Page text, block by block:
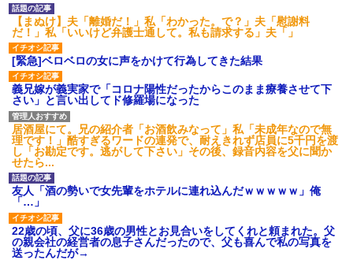
【まぬけ】夫「離婚だ！」私「わかった。で？」夫「慰謝料
だ！」私「いいけど弁護士通して。私も請求する」夫「」
[緊急]ベロベロの女に声をかけて行為してきた結果
義兄嫁が義実家で「コロナ陽性だったからこのまま療養させて下
さい」と言い出してド修羅場になった
居酒屋にて。兄の紹介者「お酒飲みなって」私「未成年なので無
理です！」酷すぎるワードの連発で、耐えきれず店員に5千円を渡
し「お勘定です。逃がして下さい」その後、録音内容を父に聞か
せたら...
友人「酒の勢いで女先輩をホテルに連れ込んだｗｗｗｗｗ」俺
「…」
22歳の頃、父に36歳の男性とお見合いをしてくれと頼まれた。父
の親会社の経営者の息子さんだったので、父も喜んで私の写真を
送ったんだが→